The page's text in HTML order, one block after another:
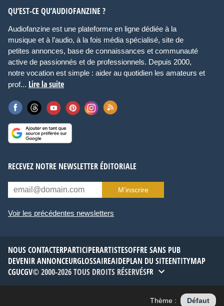
QU’EST-CE QU’AUDIOFANZINE ?
Audiofanzine est une plateforme en ligne dédiée à la
musique et à l’audio, à la fois média spécialisé, site de
petites annonces, base de connaissances et communauté
active de passionnés et de professionnels. Depuis 2000,
notre vocation est simple : aider au quotidien les amateurs et
prof... Lire la suite
RECEVEZ NOTRE NEWSLETTER ÉDITORIALE
M’inscrire
Voir les précédentes newsletters
NOUS CONTACTERPARTICIPERARTISTESOFFRE SANS PUB
DEVENIR ANNONCEURGLOSSAIREAIDEPLAN DU SITEENTITYMAP
CGUCGV© 2000-2026 TOUS DROITS RÉSERVÉSFR
Thème : Défaut